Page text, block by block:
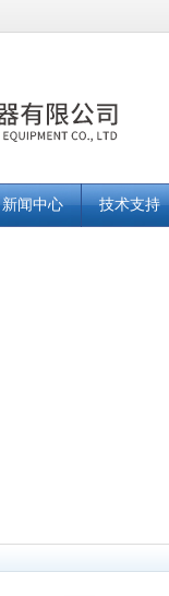
新闻中心 技术支持